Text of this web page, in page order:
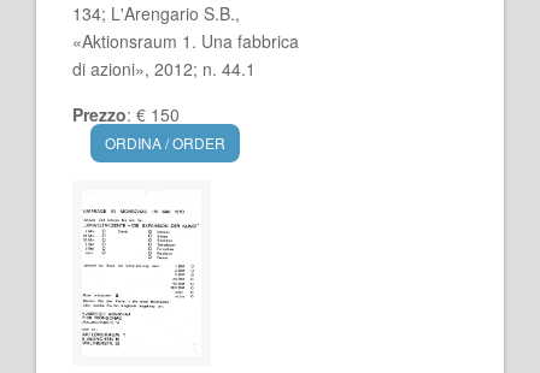
134; L'Arengario S.B.,
«Aktionsraum 1. Una fabbrica
di azioni», 2012; n. 44.1
Prezzo: € 150
ORDINA / ORDER